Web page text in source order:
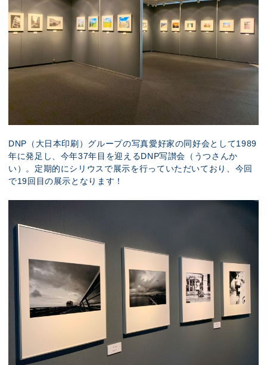
DNP（大日本印刷）グループの写真愛好家の同好会として1989
年に発足し、今年37年目を迎えるDNP写讃会（うつさんか
い）。定期的にシリウスで展示を行っていただいており、今回
で19回目の展示となります！